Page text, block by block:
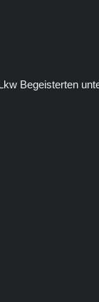
Begeisterten